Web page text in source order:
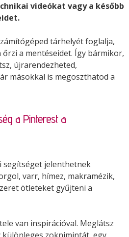
videókat vagy a később
tárhelyét foglalja,
a mentéseidet. Így bármikor,
újrarendezheted,
másokkal is megoszthatod a
a Pinterest a
segítséget jelenthetnek
varr, hímez, makramézik,
ötleteket gyűjteni a
van inspirációval. Meglátsz
zoknimintát, egy